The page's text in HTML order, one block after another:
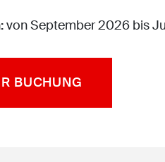
von September 2026 bis
BUCHUNG